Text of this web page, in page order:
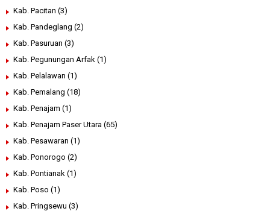
Kab. Pacitan (3)
Kab. Pandeglang (2)
Kab. Pasuruan (3)
Kab. Pegunungan Arfak (1)
Kab. Pelalawan (1)
Kab. Pemalang (18)
Kab. Penajam (1)
Kab. Penajam Paser Utara (65)
Kab. Pesawaran (1)
Kab. Ponorogo (2)
Kab. Pontianak (1)
Kab. Poso (1)
Kab. Pringsewu (3)